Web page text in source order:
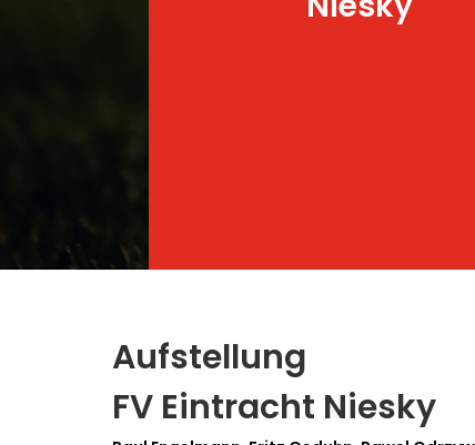
Aufstellung
FV Eintracht Niesky